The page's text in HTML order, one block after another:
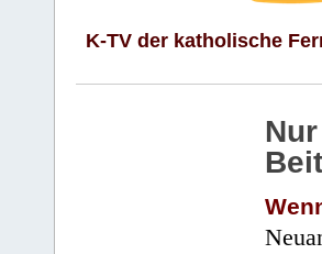
K-TV der katholische